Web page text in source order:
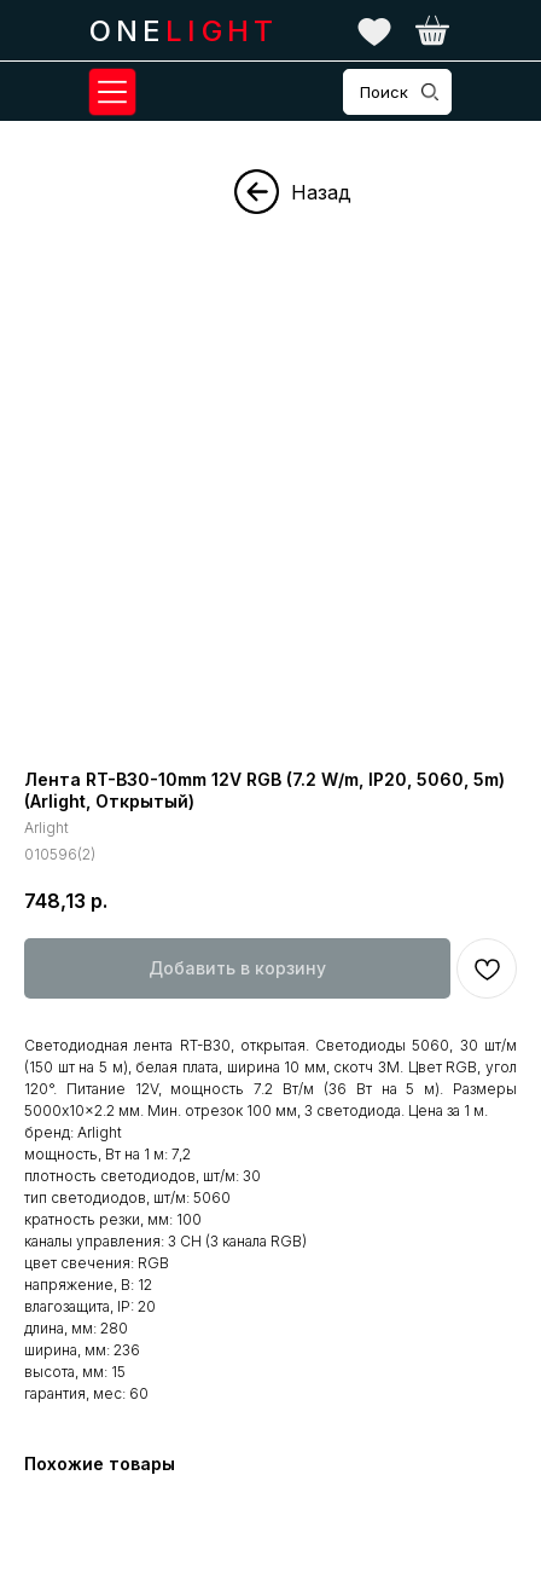
Поиск
ONE LIGHT
Назад
Лента RT-B30-10mm 12V RGB (7.2 W/m, IP20, 5060, 5m)
(Arlight, Открытый)
Arlight
010596(2)
748,13 р.
Добавить в корзину
Светодиодная лента RT-B30, открытая. Светодиоды 5060, 30 шт/м
(150 шт на 5 м), белая плата, ширина 10 мм, скотч 3M. Цвет RGB, угол
120°. Питание 12V, мощность 7.2 Вт/м (36 Вт на 5 м). Размеры
5000x10x2.2 мм. Мин. отрезок 100 мм, 3 светодиода. Цена за 1 м.
бренд: Arlight
мощность, Вт на 1 м: 7,2
плотность светодиодов, шт/м: 30
тип светодиодов, шт/м: 5060
кратность резки, мм: 100
каналы управления: 3 CH (3 канала RGB)
цвет свечения: RGB
напряжение, В: 12
влагозащита, IP: 20
длина, мм: 280
ширина, мм: 236
высота, мм: 15
гарантия, мес: 60
Похожие товары